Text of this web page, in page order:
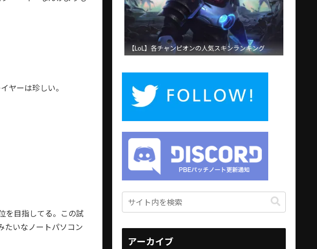
ヤーは珍しい。
を目指してる。この試
たいなノートパソコン
【LoL】各チャンピオンの人気スキンランキング
アーカイブ